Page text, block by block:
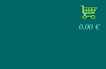
0.00 €